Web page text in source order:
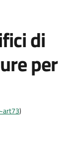
di
per
)